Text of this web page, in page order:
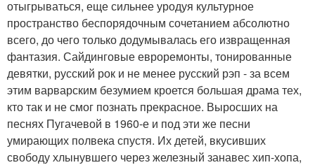
отыгрываться, еще сильнее уродуя культурное
пространство беспорядочным сочетанием абсолютно
всего, до чего только додумывалась его извращенная
фантазия. Сайдинговые евроремонты, тонированные
девятки, русский рок и не менее русский рэп - за всем
этим варварским безумием кроется большая драма тех,
кто так и не смог познать прекрасное. Выросших на
песнях Пугачевой в 1960-е и под эти же песни
умирающих полвека спустя. Их детей, вкусивших
свободу хлынувшего через железный занавес хип-хопа,